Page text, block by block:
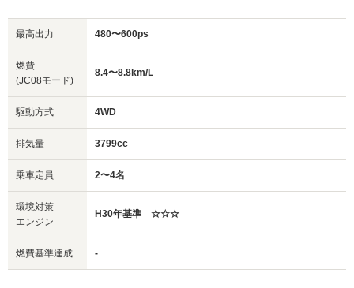
最高出力 480〜600ps
燃費
(JC08モード)
8.4〜8.8km/L
駆動方式 4WD
排気量 3799cc
乗車定員 2〜4名
環境対策
エンジン
H30年基準 ☆☆☆
燃費基準達成 -